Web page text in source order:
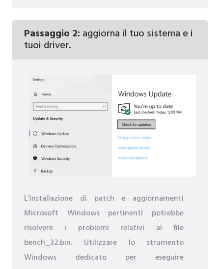
Passaggio 2: aggiorna il tuo sistema e i
tuoi driver.
L'installazione di patch e aggiornamenti
Microsoft Windows pertinenti potrebbe
risolvere i problemi relativi al file
bench_32.bin. Utilizzare lo strumento
Windows dedicato per eseguire